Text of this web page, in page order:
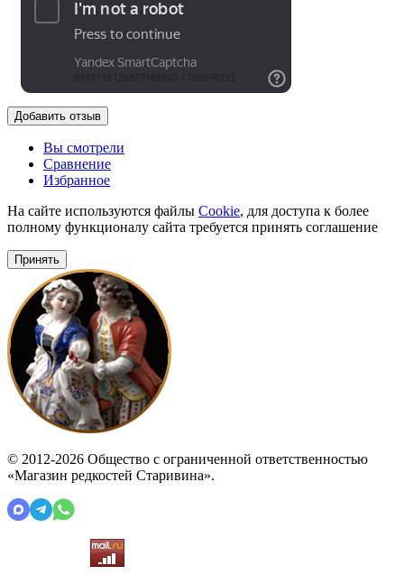
Добавить отзыв
Вы смотрели
Сравнение
Избранное
На сайте используются файлы Cookie, для доступа к более
полному функционалу сайта требуется принять соглашение
Принять
© 2012-2026 Общество с ограниченной ответственностью
«Магазин редкостей Старивина».